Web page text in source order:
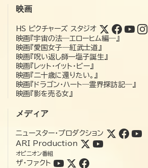
映画
HS ピクチャーズ スタジオ
映画『宇宙の法―エローヒム編―』
映画『愛国女子―紅武士道』
映画『呪い返し師—塩子誕生』
映画『レット・イット・ビー』
映画『二十歳に還りたい。』
映画『ドラゴン・ハート―霊界探訪記―』
映画『影を売る女』
メディア
ニュースター・プロダクション
ARI Production
オピニオン番組
ザ・ファクト